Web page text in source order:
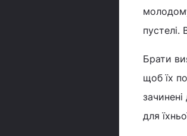
пустелі.
Брати
щоб їх
для